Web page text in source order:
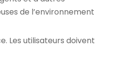
de l’environnement
Les utilisateurs doivent